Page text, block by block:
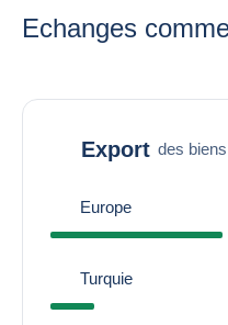
Echanges
Export des
Europe
Turquie